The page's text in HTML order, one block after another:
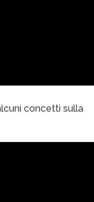
concetti sulla